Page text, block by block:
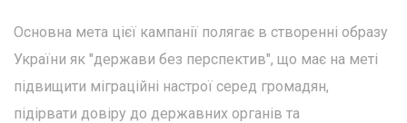
Основна мета цієї кампанії полягає в створенні образу
України як "держави без перспектив", що має на меті
підвищити міграційні настрої серед громадян,
підірвати довіру до державних органів та